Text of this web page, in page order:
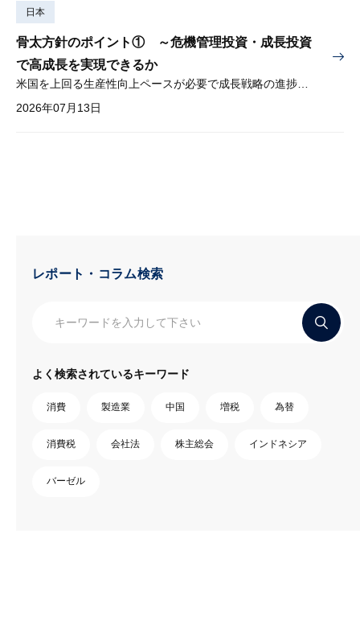
日本
骨太方針のポイント① ～危機管理投資・成長投資
で高成長を実現できるか
2026年07月13日
レポート・コラム検索
よく検索されているキーワード
消費 製造業 中国 増税 為替
消費税 会社法 株主総会 インドネシア
バーゼル